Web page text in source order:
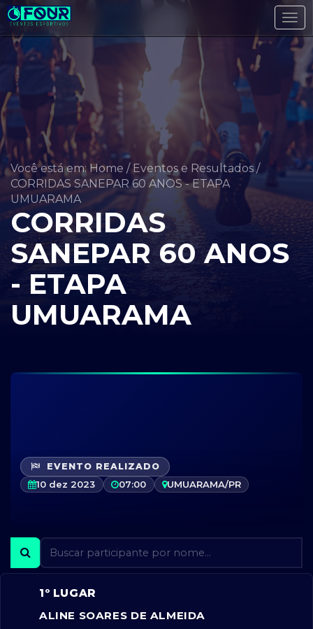
Você está em: Home / Eventos e Resultados /
CORRIDAS SANEPAR 60 ANOS - ETAPA
UMUARAMA
CORRIDAS
SANEPAR 60 ANOS
- ETAPA
UMUARAMA
EVENTO REALIZADO
10 dez 2023 07:00 UMUARAMA/PR
1º LUGAR
ALINE SOARES DE ALMEIDA